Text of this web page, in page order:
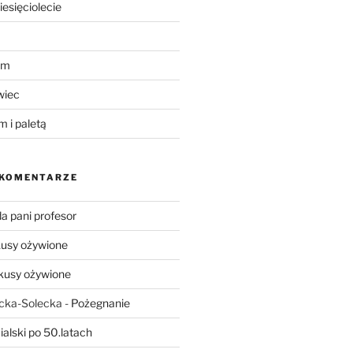
i paletą
pani profesor
ożywione
ożywione
Solecka - Pożegnanie
po 50.latach